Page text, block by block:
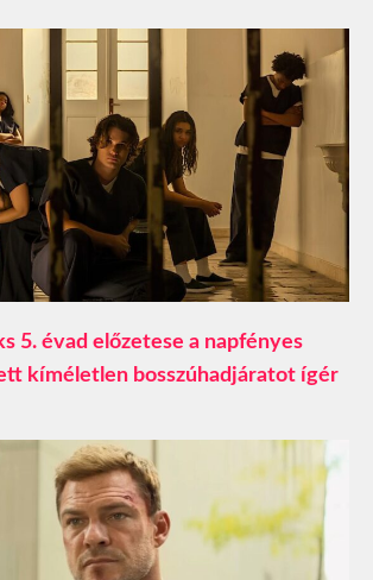
5. évad előzetese a napfényes
kíméletlen bosszúhadjáratot ígér